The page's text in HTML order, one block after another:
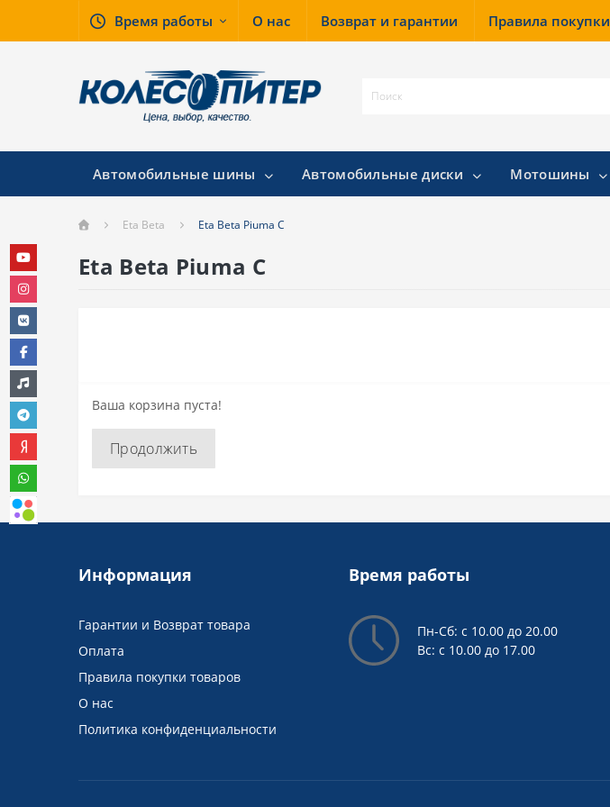
Время работы О нас Возврат и гарантии Правила покупки
Автомобильные шины Автомобильные диски Мотошины
Eta Beta Eta Beta Piuma C
Eta Beta Piuma C
Ваша корзина пуста!
Продолжить
Информация
Гарантии и Возврат товара
Оплата
Правила покупки товаров
О нас
Политика конфиденциальности
Время работы
Пн-Сб: с 10.00 до 20.00
Вс: с 10.00 до 17.00